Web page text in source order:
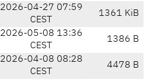
2026-04-27 07:59
CEST
1361 KiB
2026-05-08 13:36
CEST
1386 B
2026-04-08 08:28
CEST
4478 B